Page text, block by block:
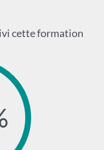
cette formation